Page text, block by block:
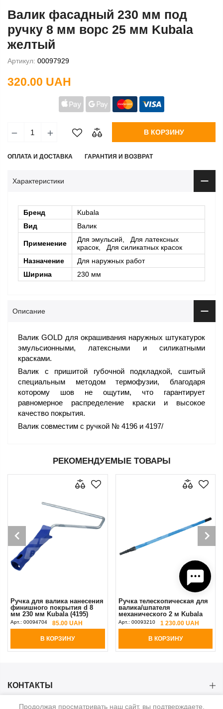
Валик фасадный 230 мм под
ручку 8 мм ворс 25 мм Kubala
желтый
Артикул: 00097929
320.00 UAH
В КОРЗИНУ
ОПЛАТА И ДОСТАВКА ГАРАНТИЯ И ВОЗВРАТ
Характеристики
Бренд
Kubala
Вид
Валик
Применение
Для эмульсий, Для латексных
красок, Для силикатных красок
Назначение
Для наружных работ
Ширина
230 мм
Описание
Валик GOLD для окрашивания наружных штукатурок
эмульсионными, латексными и силикатными
красками.
Валик с пришитой губочной подкладкой, сшитый
специальным методом термофузии, благодаря
которому шов не ощутим, что гарантирует
равномерное распределение краски и высокое
качество покрытия.
Валик совместим с ручкой № 4196 и 4197/
РЕКОМЕНДУЕМЫЕ ТОВАРЫ
Ручка для валика нанесения
финишного покрытия d 8
мм 230 мм Kubala (4195)
Арт.: 00094704 85.00 UAH
В КОРЗИНУ
Ручка телескопическая для
валика/шпателя
механического 2 м Kubala
прорезиненная синяя
Арт.: 00093210 1 230.00 UAH
В КОРЗИНУ
КОНТАКТЫ
Продолжая просматривать наш сайт, вы подтверждаете,